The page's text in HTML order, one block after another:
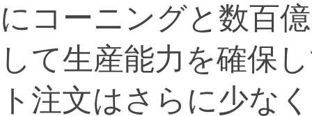
にコーニングと数百
して生産能力を確保
ト注文はさらに少な